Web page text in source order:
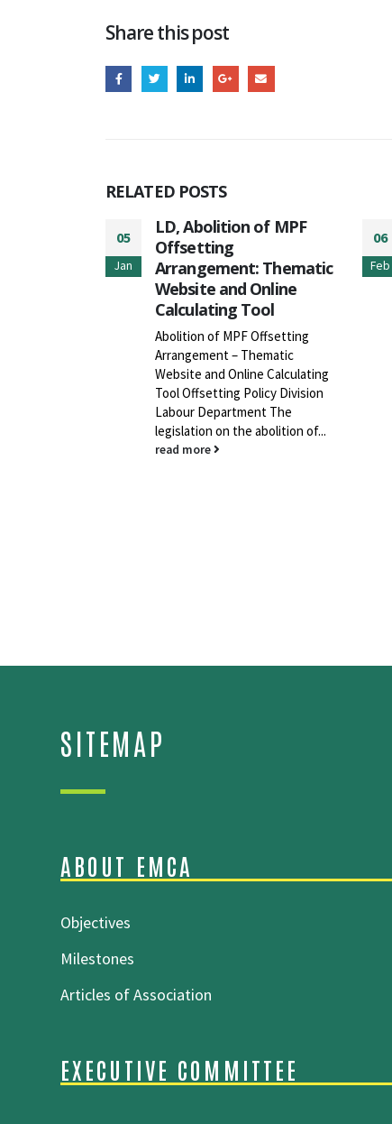
Share this post
RELATED POSTS
05
Jan
LD, Abolition of MPF
Offsetting
Arrangement: Thematic
Website and Online
Calculating Tool
Abolition of MPF Offsetting
Arrangement – Thematic
Website and Online Calculating
Tool Offsetting Policy Division
Labour Department The
legislation on the abolition of...
read more
06
Feb
SITEMAP
ABOUT EMCA
Objectives
Milestones
Articles of Association
EXECUTIVE COMMITTEE